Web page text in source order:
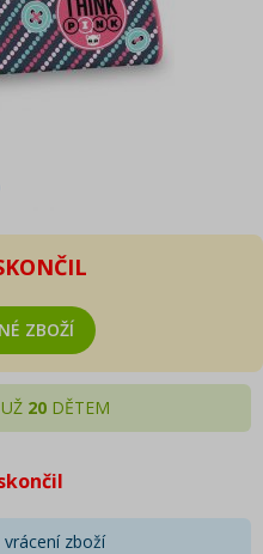
ZBOŽÍ
20 DĚTEM
zboží